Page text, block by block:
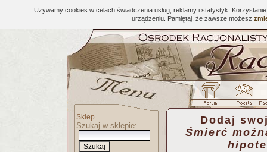
Używamy cookies w celach świadczenia usług, reklamy i statystyk.
urządzeniu. Pamiętaj, że zawsze możesz
Sklep
Szukaj w sklepie:
Dodaj
Śmierć